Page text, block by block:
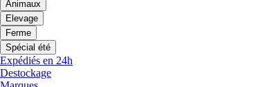
Animaux
Elevage
Ferme
Spécial été
Expédiés en 24h
Destockage